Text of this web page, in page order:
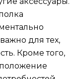
для тех,
Кроме того,